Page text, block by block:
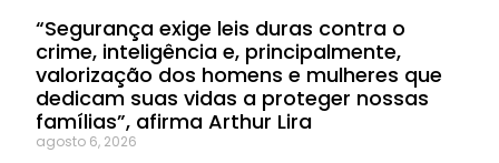
“Segurança exige leis duras contra o
crime, inteligência e, principalmente,
valorização dos homens e mulheres que
dedicam suas vidas a proteger nossas
famílias”, afirma Arthur Lira
agosto 6, 2026